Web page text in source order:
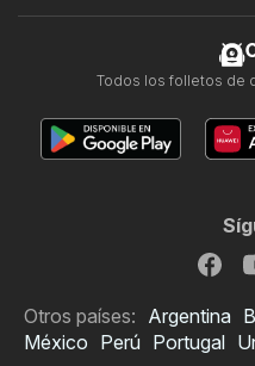
Todos los folletos de
Otros países: Argentina
México Perú Portugal